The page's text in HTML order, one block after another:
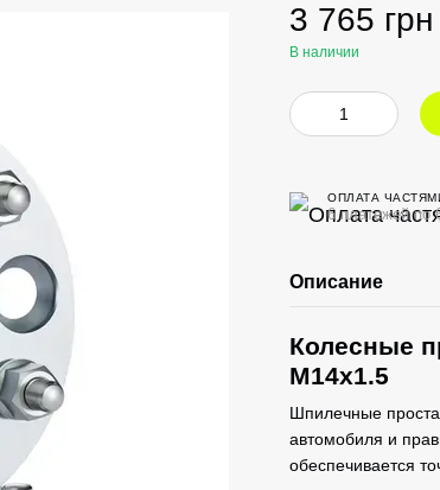
3 765 грн
В наличии
ОПЛАТА
6 платежей по
Описание
Колесные
M14x1.5
Шпилечные
автомобиля и
обеспечивается